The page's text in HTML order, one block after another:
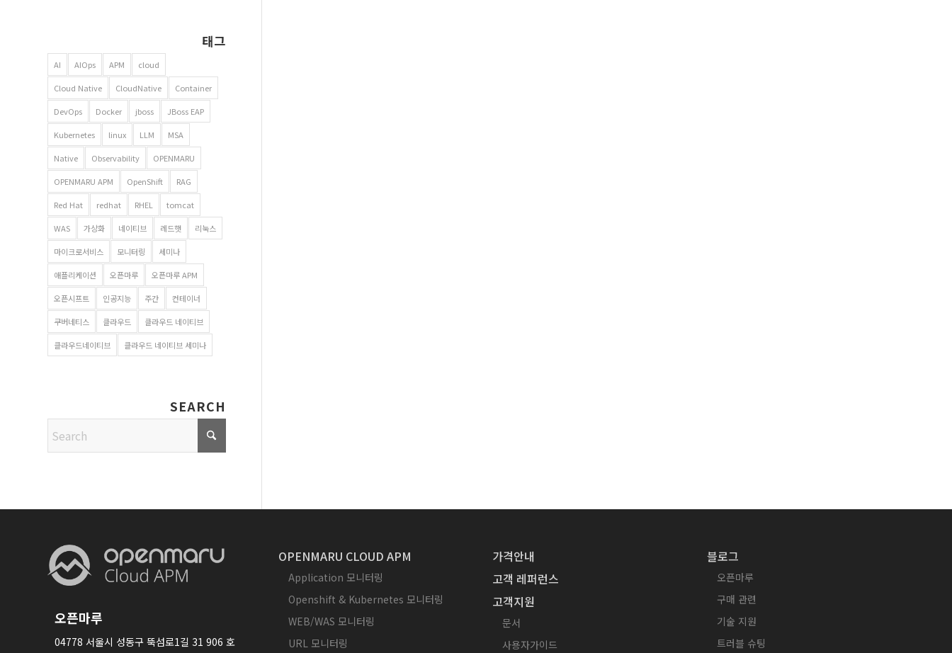
태그
AI AIOps APM cloud
Cloud Native CloudNative Container
DevOps Docker jboss JBoss EAP
Kubernetes linux LLM MSA
Native Observability OPENMARU
OPENMARU APM OpenShift RAG
Red Hat redhat RHEL tomcat
WAS 가상화 네이티브 레드햇 리눅스
마이크로서비스 모니터링 세미나
애플리케이션 오픈마루 오픈마루 APM
오픈시프트 인공지능 주간 컨테이너
쿠버네티스 클라우드 클라우드 네이티브
클라우드네이티브 클라우드 네이티브 세미나
SEARCH
오픈마루
04778 서울시 성동구 뚝섬로1길 31 906 호
OPENMARU CLOUD APM
Application 모니터링
Openshift & Kubernetes 모니터링
WEB/WAS 모니터링
URL 모니터링
가격안내
고객 레퍼런스
고객지원
문서
사용자가이드
블로그
오픈마루
구매 관련
기술 지원
트러블 슈팅